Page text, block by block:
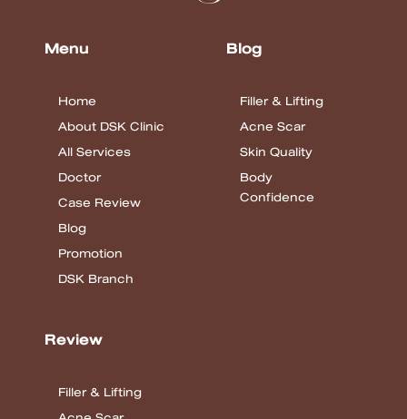
Menu
Home
About DSK Clinic
All Services
Doctor
Case Review
Blog
Promotion
DSK Branch
Blog
Filler & Lifting
Acne Scar
Skin Quality
Body
Confidence
Review
Filler & Lifting